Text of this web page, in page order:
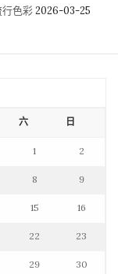
色彩 2026-03-25
六 日
1 2
8 9
15 16
22 23
29 30